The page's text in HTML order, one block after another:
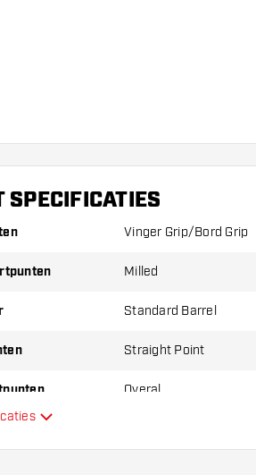
Points Anarchist dartpunten bieden
SPECIFICATIES
Vinger Grip/Bord Grip
Milled
Standard Barrel
Straight Point
Overal